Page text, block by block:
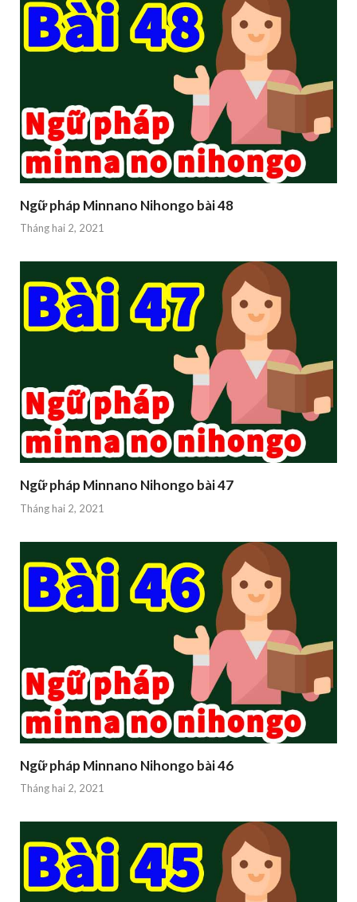
Ngữ pháp Minnano Nihongo bài 48
Tháng hai 2, 2021
Ngữ pháp Minnano Nihongo bài 47
Tháng hai 2, 2021
Ngữ pháp Minnano Nihongo bài 46
Tháng hai 2, 2021